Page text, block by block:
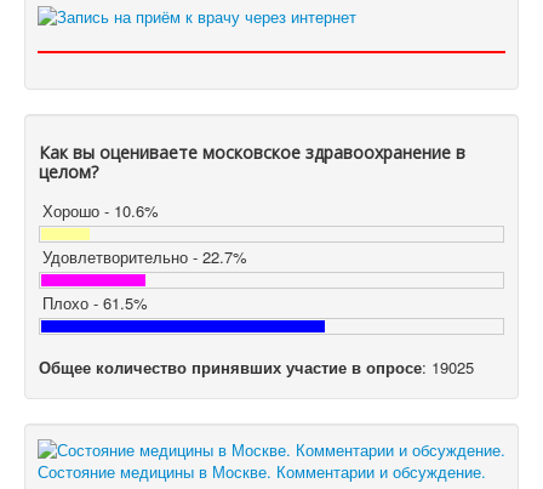
Как вы оцениваете московское здравоохранение в
целом?
Хорошо - 10.6%
Удовлетворительно - 22.7%
Плохо - 61.5%
Общее количество принявших участие в опросе: 19025
Состояние медицины в Москве. Комментарии и обсуждение.